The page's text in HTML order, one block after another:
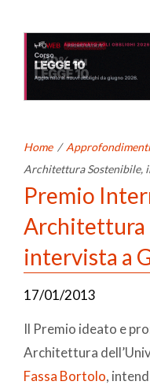
Home / Approfondimenti
Architettura Sostenibile,
Premio
Architettura
intervista a
17/01/2013
Il Premio ideato e
Architettura
Fassa Bortolo,